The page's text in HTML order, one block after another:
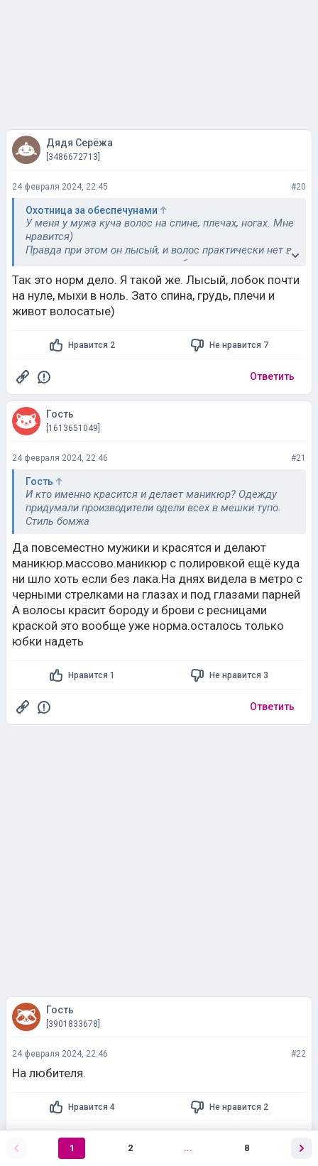
Дядя Серёжа
[3486672713]
24 февраля 2024, 22:45 #20
Охотница за обеспечунами
У меня у мужа куча волос на спине, плечах, ногах. Мне
нравится)
Правда при этом он лысый, и волос практически нет в
подмышечных впадинах и на лобке
Так это норм дело. Я такой же. Лысый, лобок почти
на нуле, мыхи в ноль. Зато спина, грудь, плечи и
живот волосатые)
Нравится 2 Не нравится 7
Ответить
Гость
[1613651049]
24 февраля 2024, 22:46 #21
Гость
И кто именно красится и делает маникюр? Одежду
придумали производители одели всех в мешки тупо.
Стиль бомжа
Да повсеместно мужики и красятся и делают
маникюр.массово.маникюр с полировкой ещё куда
ни шло хоть если без лака.На днях видела в метро с
черными стрелками на глазах и под глазами парней
А волосы красит бороду и брови с ресницами
краской это вообще уже норма.осталось только
юбки надеть
Нравится 1 Не нравится 3
Ответить
Гость
[3901833678]
24 февраля 2024, 22:46 #22
На любителя.
Нравится 4 Не нравится 2
1 2 ... 8